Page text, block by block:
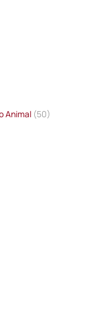
Animal (50)